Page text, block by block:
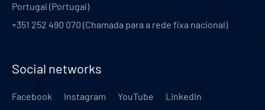
Portugal (Portugal)
+351 252 490 070 (Chamada para a rede fixa nacional)
Social networks
Facebook Instagram YouTube LinkedIn